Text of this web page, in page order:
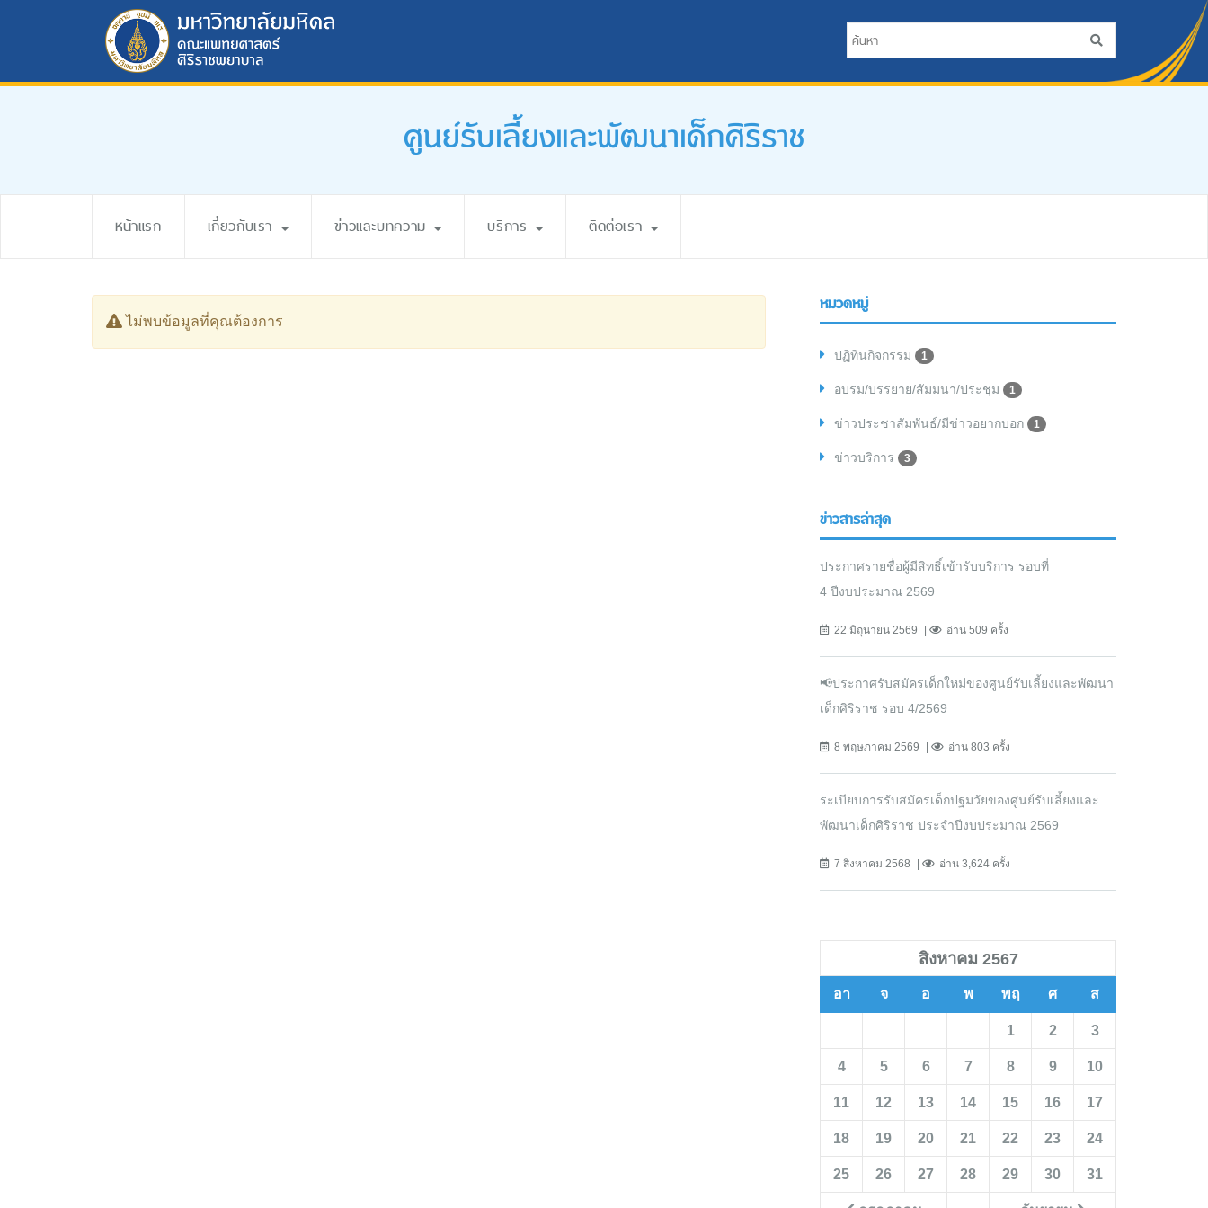
ศูนย์รับเลี้ยงและพัฒนาเด็กศิริราช
หน้าแรก เกี่ยวกับเรา ข่าวและบทความ บริการ ติดต่อเรา
ไม่พบข้อมูลที่คุณต้องการ
หมวดหมู่
ปฏิทินกิจกรรม 1
อบรม/บรรยาย/สัมมนา/ประชุม 1
ข่าวประชาสัมพันธ์/มีข่าวอยากบอก 1
ข่าวบริการ 3
ข่าวสารล่าสุด
ประกาศรายชื่อผู้มีสิทธิ์เข้ารับบริการ รอบที่
4 ปีงบประมาณ 2569
22 มิถุนายน 2569 อ่าน 509 ครั้ง
📢ประกาศรับสมัครเด็กใหม่ของศูนย์รับเลี้ยงและพัฒนา
เด็กศิริราช รอบ 4/2569
8 พฤษภาคม 2569 อ่าน 803 ครั้ง
ระเบียบการรับสมัครเด็กปฐมวัยของศูนย์รับเลี้ยงและ
พัฒนาเด็กศิริราช ประจำปีงบประมาณ 2569
7 สิงหาคม 2568 อ่าน 3,624 ครั้ง
สิงหาคม 2567
อา จ อ พ พฤ ศ ส
1 2 3
4 5 6 7 8 9 10
11 12 13 14 15 16 17
18 19 20 21 22 23 24
25 26 27 28 29 30 31